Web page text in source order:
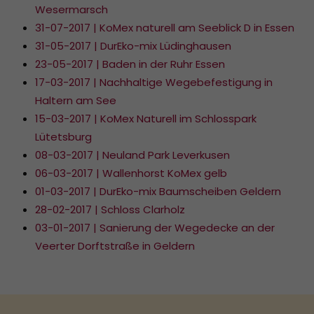
Wesermarsch
31-07-2017 | KoMex naturell am Seeblick D in Essen
31-05-2017 | DurEko-mix Lüdinghausen
23-05-2017 | Baden in der Ruhr Essen
17-03-2017 | Nachhaltige Wegebefestigung in
Haltern am See
15-03-2017 | KoMex Naturell im Schlosspark
Lütetsburg
08-03-2017 | Neuland Park Leverkusen
06-03-2017 | Wallenhorst KoMex gelb
01-03-2017 | DurEko-mix Baumscheiben Geldern
28-02-2017 | Schloss Clarholz
03-01-2017 | Sanierung der Wegedecke an der
Veerter Dorftstraße in Geldern